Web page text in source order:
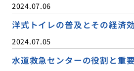
2024.07.06
洋式トイレの普及とその経済
2024.07.05
水道救急センターの役割と重